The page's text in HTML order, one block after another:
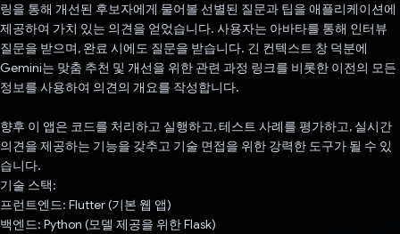
링을 통해 개선된 후보자에게 물어볼 선별된 질문과 팁을 애플리케이션에
제공하여 가치 있는 의견을 얻었습니다. 사용자는 아바타를 통해 인터뷰
질문을 받으며, 완료 시에도 질문을 받습니다. 긴 컨텍스트 창 덕분에
Gemini는 맞춤 추천 및 개선을 위한 관련 과정 링크를 비롯한 이전의 모든
정보를 사용하여 의견의 개요를 작성합니다.
향후 이 앱은 코드를 처리하고 실행하고, 테스트 사례를 평가하고, 실시간
의견을 제공하는 기능을 갖추고 기술 면접을 위한 강력한 도구가 될 수 있
습니다.
기술 스택:
프런트엔드: Flutter (기본 웹 앱)
백엔드: Python (모델 제공을 위한 Flask)